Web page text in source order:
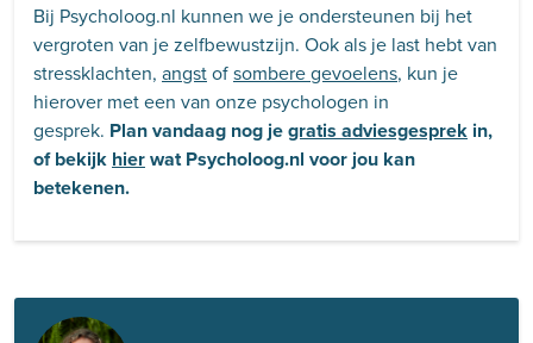
Bij Psycholoog.nl kunnen we je ondersteunen bij het
vergroten van je zelfbewustzijn. Ook als je last hebt van
stressklachten, angstofsombere gevoelens, kun je
hierover met een van onze psychologen in
gesprek. Plan vandaag nog jegratis adviesgesprek in,
of bekijk hierwat Psycholoog.nl voor jou kan
betekenen.